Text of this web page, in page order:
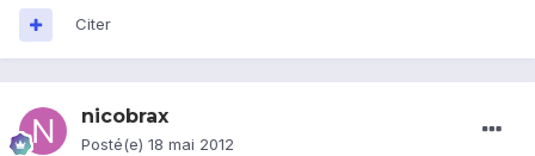
Citer
nicobrax
Posté(e) 18 mai 2012